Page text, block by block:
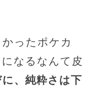
ったポケカ
なるなんて皮
、純粋さは下